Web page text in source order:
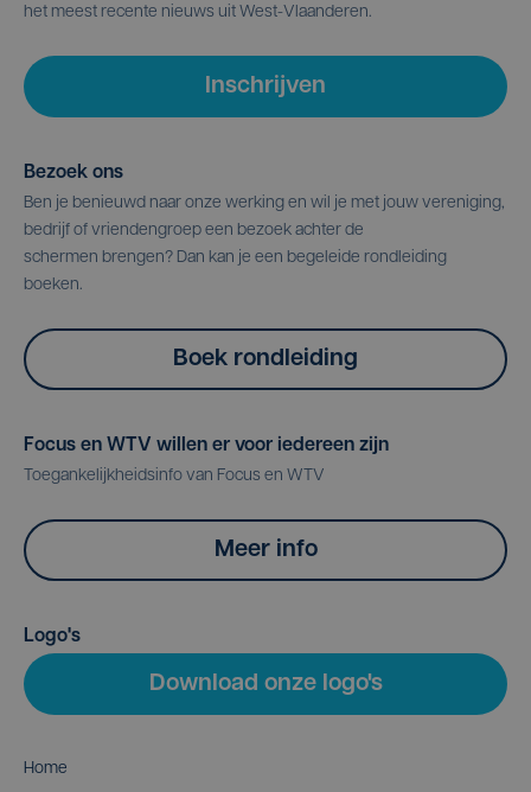
het meest recente nieuws uit West-Vlaanderen.
Inschrijven
Bezoek ons
Ben je benieuwd naar onze werking en wil je met jouw vereniging,
bedrijf of vriendengroep een bezoek achter de
schermen brengen? Dan kan je een begeleide rondleiding
boeken.
Boek rondleiding
Focus en WTV willen er voor iedereen zijn
Toegankelijkheidsinfo van Focus en WTV
Meer info
Logo's
Download onze logo's
Home